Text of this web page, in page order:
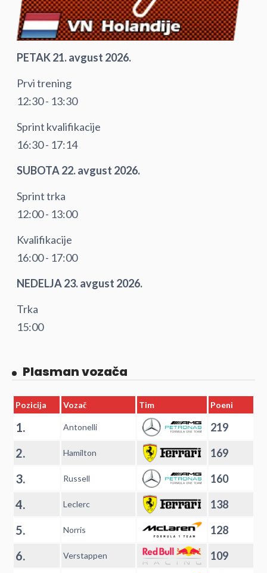
PETAK 21. avgust 2026.
Prvi trening
12:30 - 13:30
Sprint kvalifikacije
16:30 - 17:14
SUBOTA 22. avgust 2026.
Sprint trka
12:00 - 13:00
Kvalifikacije
16:00 - 17:00
NEDELJA 23. avgust 2026.
Trka
15:00
Plasman vozača
Pozicija Vozač Tim Poeni
1. Antonelli 219
2. Hamilton 169
3. Russell 160
4. Leclerc 138
5. Norris 128
6. Verstappen 109